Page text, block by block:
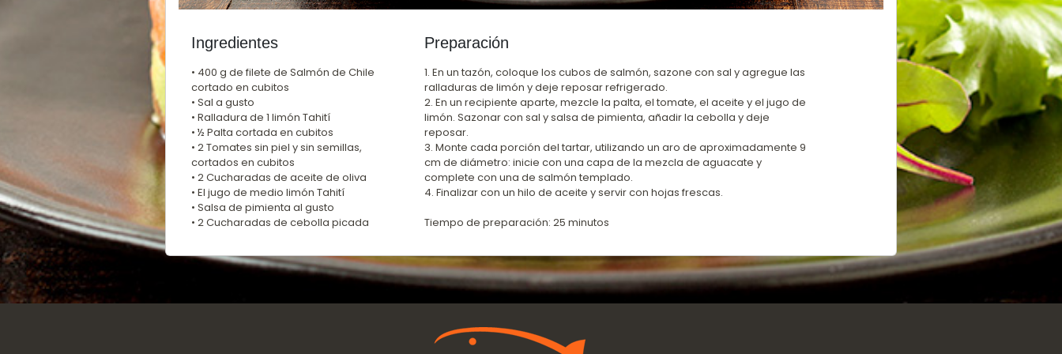
Ingredientes
• 400 g de filete de Salmón de Chile
cortado en cubitos
• Sal a gusto
• Ralladura de 1 limón Tahití
• ½ Palta cortada en cubitos
• 2 Tomates sin piel y sin semillas,
cortados en cubitos
• 2 Cucharadas de aceite de oliva
• El jugo de medio limón Tahití
• Salsa de pimienta al gusto
• 2 Cucharadas de cebolla picada
Preparación
1. En un tazón, coloque los cubos de salmón, sazone con sal y agregue las
ralladuras de limón y deje reposar refrigerado.
2. En un recipiente aparte, mezcle la palta, el tomate, el aceite y el jugo de
limón. Sazonar con sal y salsa de pimienta, añadir la cebolla y deje
reposar.
3. Monte cada porción del tartar, utilizando un aro de aproximadamente 9
cm de diámetro: inicie con una capa de la mezcla de aguacate y
complete con una de salmón templado.
4. Finalizar con un hilo de aceite y servir con hojas frescas.
Tiempo de preparación: 25 minutos